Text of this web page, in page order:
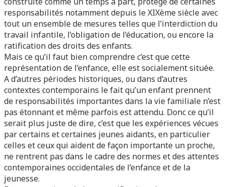
responsabilités notamment depuis le XIXème siècle avec
tout un ensemble de mesures telles que l’interdiction du
travail infantile, l’obligation de l’éducation, ou encore la
ratification des droits des enfants.
Mais ce qu’il faut bien comprendre c’est que cette
représentation de l’enfance, elle est socialement située.
A d’autres périodes historiques, ou dans d’autres
contextes contemporains le fait qu’un enfant prennent
de responsabilités importantes dans la vie familiale n’est
pas étonnant et même parfois est attendu. Donc ce qu’il
serait plus juste de dire, c’est que les expériences vécues
par certains et certaines jeunes aidants, en particulier
celles et ceux qui aident de façon importante un proche,
ne rentrent pas dans le cadre des normes et des attentes
contemporaines occidentales de l’enfance et de la
jeunesse.